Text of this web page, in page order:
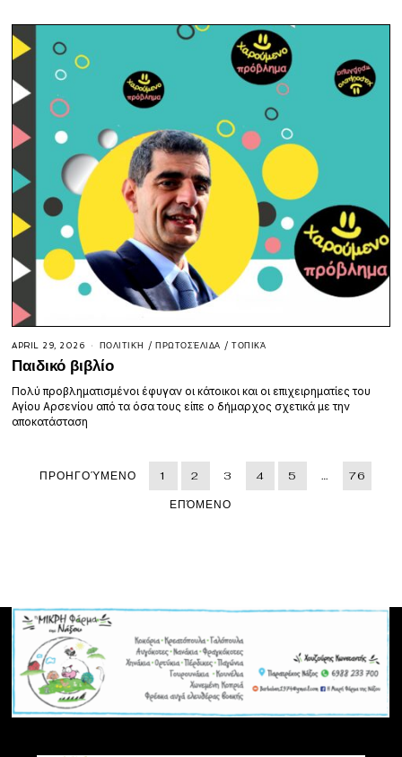
APRIL 29, 2026 ΠΟΛΙΤΙΚΉ / ΠΡΩΤΟΣΈΛΙΔΑ / ΤΟΠΙΚΆ
Παιδικό βιβλίο
Πολύ προβληματισμένοι έφυγαν οι κάτοικοι και οι επιχειρηματίες του
Αγίου Αρσενίου από τα όσα τους είπε ο δήμαρχος σχετικά με την
αποκατάσταση
ΠΡΟΗΓΟΎΜΕΝΟ 1 2 3 4 5 …
76
ΕΠΌΜΕΝΟ